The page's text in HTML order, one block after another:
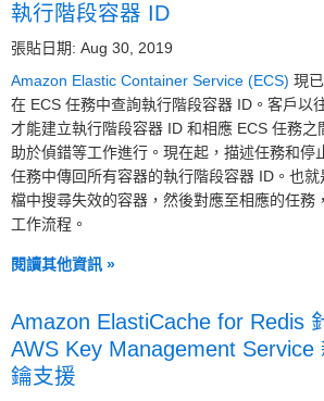
執行階段容器 ID
張貼日期: Aug 30, 2019
Amazon Elastic Container Service (ECS) 現
在 ECS 任務中查詢執行階段容器 ID。客戶以
才能建立執行階段容器 ID 和相應 ECS 任務
助於偵錯等工作進行。現在起，描述任務和停
任務中傳回所有容器的執行階段容器 ID。也
檔中搜尋失效的容器，然後對應至相應的任務
工作流程。
閱讀其他資訊 »
Amazon ElastiCache for Redis
AWS Key Management Service
鑰支援